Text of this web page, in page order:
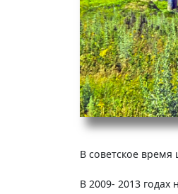
В советское время
В 2009- 2013